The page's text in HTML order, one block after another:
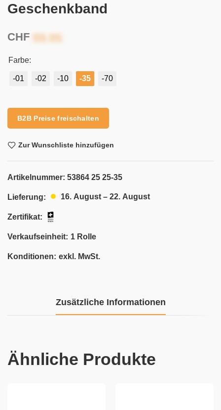
Geschenkband
CHF
Farbe:
-01 -02 -10 -35 -70
B2B Preise freischalten
Zur Wunschliste hinzufügen
Artikelnummer: 53864 25 25-35
Lieferung: 16. August – 22. August
Zertifikat:
Verkaufseinheit: 1 Rolle
Konditionen: exkl. MwSt.
Zusätzliche Informationen
Ähnliche Produkte